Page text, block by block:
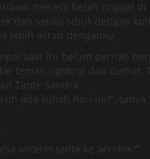
merasa betah tinggal
dan selalu sibuk dengan
lebih akrab denganku.
saat itu belum pernah
teman ngobrol dan curhat.
Tante Sandra.
ada kuliah hari ini?”, tanya
anterin tante ke aerobik?”